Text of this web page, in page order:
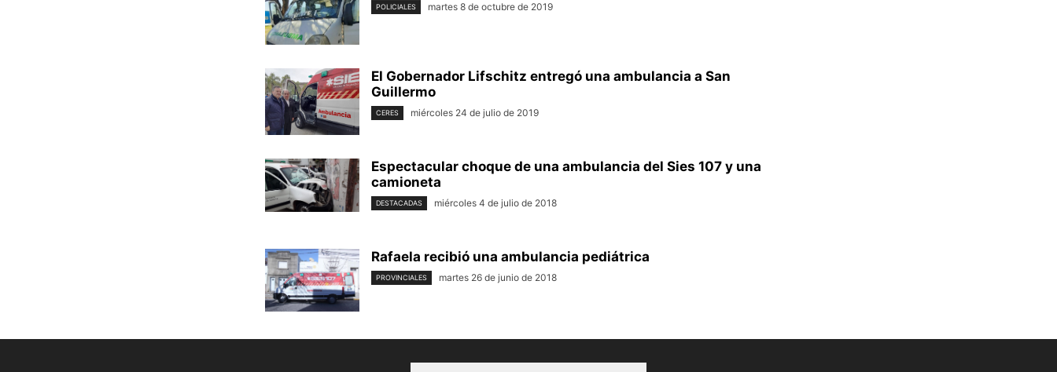
POLICIALES martes 8 de octubre de 2019
El Gobernador Lifschitz entregó una ambulancia a San
Guillermo
CERES miércoles 24 de julio de 2019
Espectacular choque de una ambulancia del Sies 107 y una
camioneta
DESTACADAS miércoles 4 de julio de 2018
Rafaela recibió una ambulancia pediátrica
PROVINCIALES martes 26 de junio de 2018